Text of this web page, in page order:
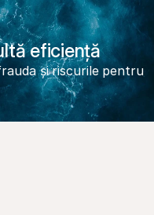
eficiență
și riscurile pentru